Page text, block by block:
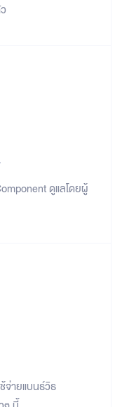
ดูแลโดยผู้
จ่ายแบนธ์วิธ